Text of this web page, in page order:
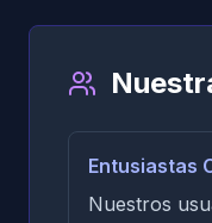
Entusiastas
Nuestros